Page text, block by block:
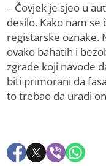
– Čovjek je sjeo u
desilo. Kako nam
registarske oznake.
ovako bahatih i
zgrade koji navode
biti primorani da
to trebao da uradi